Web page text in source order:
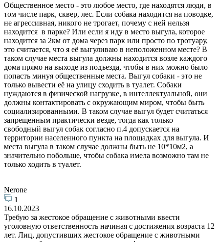
Общественное место - это любое место, где находятся люди, в
том числе парк, сквер, лес. Если собака находится на поводке,
не агрессивная, никого не трогает, почему с ней нельзя
находится в парке? Или если я иду в место выгула, которое
находится за 2км от дома через парк или просто по тротуару,
это считается, что я её выгуливаю в неположенном месте? В
таком случае места выгула должны находится возле каждого
дома прямо на выходе из подъезда, чтобы в них можно было
попасть минуя общественные места. Выгул собаки - это не
только вывести её на улицу сходить в туалет. Собаки
нуждаются в физической нагрузке, в интеллектуальной, они
должны контактировать с окружающим миром, чтобы быть
социализированными. В таком случае выгул будет считаться
запрещенным практически везде, тогда как только
свободный выгул собак согласно п.4 допускается на
территории населенного пункта на площадках для выгула. И
места выгула в таком случае должны быть не 10*10м2, а
значительно побольше, чтобы собака имела возможно там не
только ходить в туалет.
Nerone
1
16.10.2023
Требую за жестокое обращение с животными ввести
уголовную ответственность начиная с достижения возраста 12
лет. Лиц, допустивших жестокое обращение с животными